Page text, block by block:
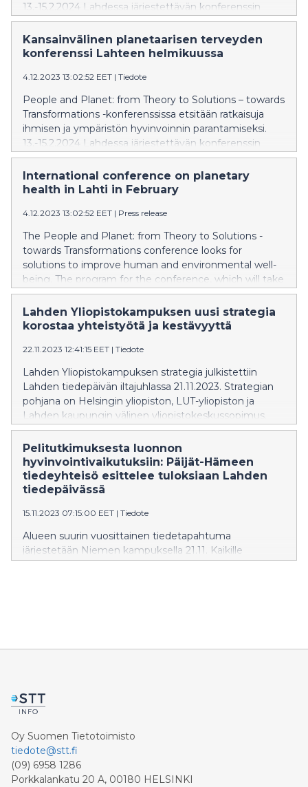
13.-15.2.2024 Lahdessa järjestettävän konferenssin
ohjelma on juuri julkaistu ja ilmoittautuminen avattu.
Kansainvälinen planetaarisen terveyden
konferenssi Lahteen helmikuussa
4.12.2023 13:02:52 EET | Tiedote
People and Planet: from Theory to Solutions – towards
Transformations -konferenssissa etsitään ratkaisuja
ihmisen ja ympäristön hyvinvoinnin parantamiseksi.
13.-15.2.2024 Lahdessa järjestettävän konferenssin
ohjelma on juuri julkaistu ja ilmoittautuminen avattu.
International conference on planetary
health in Lahti in February
4.12.2023 13:02:52 EET | Press release
The People and Planet: from Theory to Solutions -
towards Transformations conference looks for
solutions to improve human and environmental well-
being. The program for the conference, which will take
place in Lahti, Finland, on 13-15 February 2024, has just
been published and registration is now open.
Lahden Yliopistokampuksen uusi strategia
korostaa yhteistyötä ja kestävyyttä
22.11.2023 12:41:15 EET | Tiedote
Lahden Yliopistokampuksen strategia julkistettiin
Lahden tiedepäivän iltajuhlassa 21.11.2023. Strategian
pohjana on Helsingin yliopiston, LUT-yliopiston ja
Lahden kaupungin välinen yliopistokeskussopimus.
Tarkoituksena on luoda suuntaviivoja yliopistojen
alueelliselle toiminnalle ja yhteistyölle.
Pelitutkimuksesta luonnon
hyvinvointivaikutuksiin: Päijät-Hämeen
tiedeyhteisö esittelee tuloksiaan Lahden
tiedepäivässä
15.11.2023 07:15:00 EET | Tiedote
Alueen suurin vuosittainen tiedetapahtuma
järjestetään Niemen kampuksella 21.11. Kaikille
avoimen ja maksuttoman Lahden tiedepäivän
Oy Suomen Tietotoimisto
tiedote@stt.fi
(09) 6958 1286
Porkkalankatu 20 A, 00180 HELSINKI